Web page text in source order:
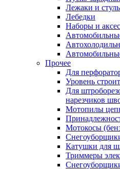
Лежаки и
Лебедки
Наборы и
Прочее
Для
Уровень
Для
нарезчиков
Мотопилы
Мотокосы
Катушки для
Триммеры